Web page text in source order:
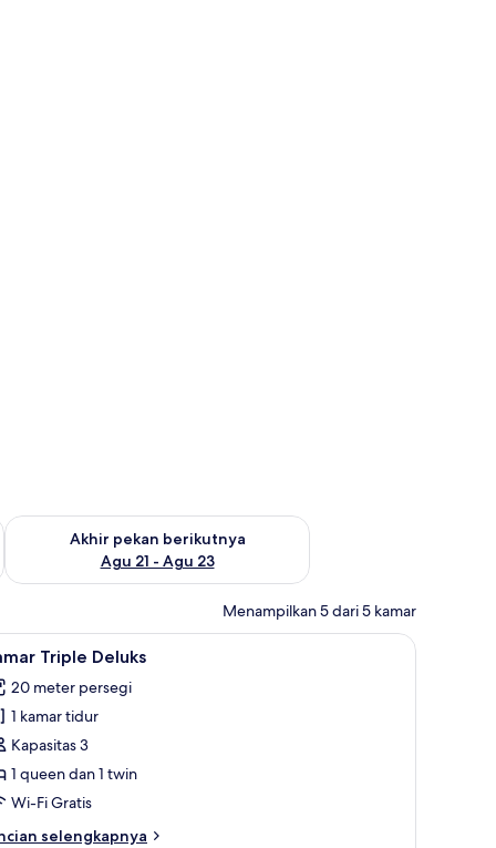
Agu 14 - Agu 16
Akhir pekan berikutnya
Agu 21 - Agu 23
Periksa ketersediaan untuk akhir pekan berikutnya Agu 21 -
Menampilkan 5 dari 5 kamar
ruang kerja ramah laptop, dan tirai kedap cahaya
Kamar Triple Deluks | Minibar, meja kerja,
14 Triple Deluks
20 meter persegi
1 kamar tidur
Kapasitas 3
1 queen dan 1 twin
Wi-Fi Gratis
selengkapnya